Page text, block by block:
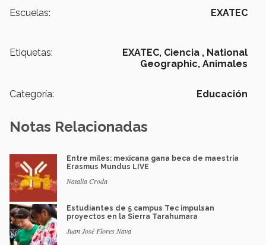
Escuelas: EXATEC
Etiquetas: EXATEC, Ciencia , National
Geographic, Animales
Categoría: Educación
Notas Relacionadas
Entre miles: mexicana gana beca de maestría
Erasmus Mundus LIVE
Natalia Croda
Estudiantes de 5 campus Tec impulsan
proyectos en la Sierra Tarahumara
Juan José Flores Nava